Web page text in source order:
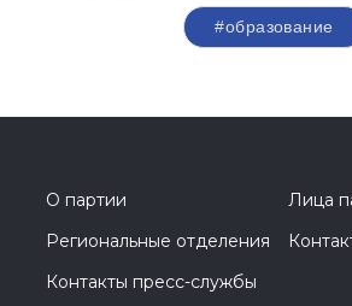
#образование
О партии
Лица
Региональные отделения
Контакты пресс-службы